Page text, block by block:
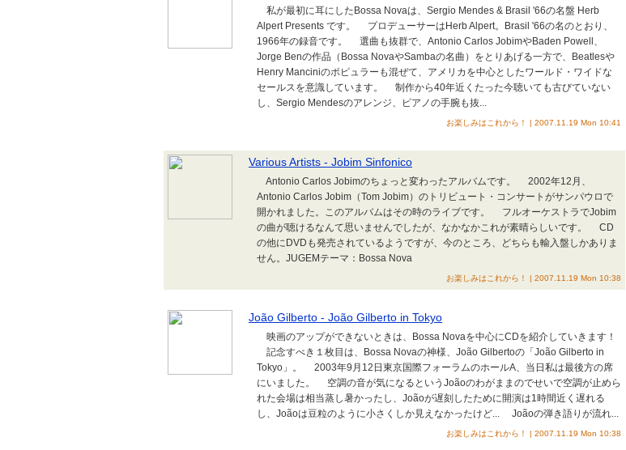
私が最初に耳にしたBossa Novaは、Sergio Mendes & Brasil '66の名盤 Herb
Alpert Presents です。 プロデューサーはHerb Alpert。Brasil '66の名のとおり、
1966年の録音です。 選曲も抜群で、Antonio Carlos JobimやBaden Powell、
Jorge Benの作品（Bossa NovaやSambaの名曲）をとりあげる一方で、Beatlesや
Henry Manciniのポピュラーも混ぜて、アメリカを中心としたワールド・ワイドな
セールスを意識しています。 制作から40年近くたった今聴いても古びていない
し、Sergio Mendesのアレンジ、ピアノの手腕も抜...
お楽しみはこれから！ | 2007.11.19 Mon 10:41
Various Artists - Jobim Sinfonico
Antonio Carlos Jobimのちょっと変わったアルバムです。 2002年12月、
Antonio Carlos Jobim（Tom Jobim）のトリビュート・コンサートがサンパウロで
開かれました。このアルバムはその時のライブです。 フルオーケストラでJobim
の曲が聴けるなんて思いませんでしたが、なかなかこれが素晴らしいです。 CD
の他にDVDも発売されているようですが、今のところ、どちらも輸入盤しかありま
せん。JUGEMテーマ：Bossa Nova
お楽しみはこれから！ | 2007.11.19 Mon 10:38
João Gilberto - João Gilberto in Tokyo
映画のアップができないときは、Bossa Novaを中心にCDを紹介していきます！
記念すべき１枚目は、Bossa Novaの神様、João Gilbertoの「João Gilberto in
Tokyo」。 2003年9月12日東京国際フォーラムのホールA、当日私は最後方の席
にいました。 空調の音が気になるというJoãoのわがままのでせいで空調が止めら
れた会場は相当蒸し暑かったし、Joãoが遅刻したために開演は1時間近く遅れる
し、Joãoは豆粒のように小さくしか見えなかったけど... Joãoの弾き語りが流れ...
お楽しみはこれから！ | 2007.11.19 Mon 10:38